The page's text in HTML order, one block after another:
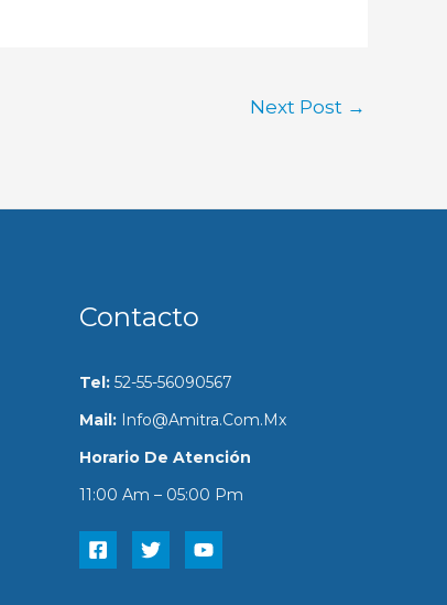
Next Post →
Contacto
Tel:52-55-56090567
Mail:Info@amitra.com.mx
Horario De Atención
11:00 Am – 05:00 Pm